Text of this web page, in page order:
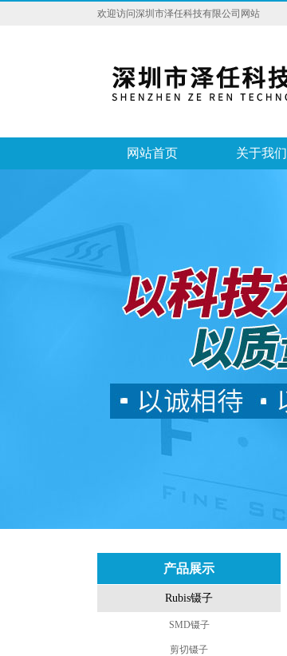
欢迎访问深圳市泽任科技有限公司网站
网站首页 关于我们
产品展示
Rubis镊子
SMD镊子
剪切镊子